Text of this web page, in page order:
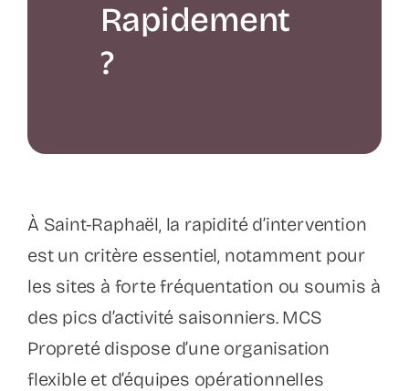
Rapidement
?
À Saint-Raphaël, la rapidité d’intervention
est un critère essentiel, notamment pour
les sites à forte fréquentation ou soumis à
des pics d’activité saisonniers. MCS
Propreté dispose d’une organisation
flexible et d’équipes opérationnelles